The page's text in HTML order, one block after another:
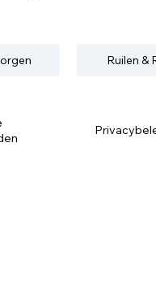
Ruilen &